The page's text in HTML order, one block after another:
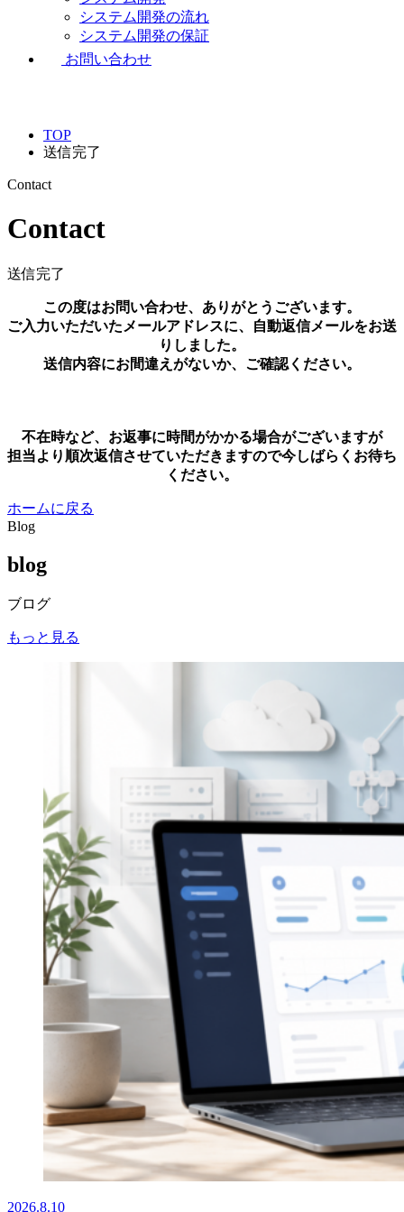
システム開発の流れ
システム開発の保証
お問い合わせ
TOP
送信完了
Contact
Contact
送信完了
この度はお問い合わせ、ありがとうございます。
ご入力いただいたメールアドレスに、自動返信メールをお送
りしました。
送信内容にお間違えがないか、ご確認ください。
不在時など、お返事に時間がかかる場合がございますが
担当より順次返信させていただきますので今しばらくお待ち
ください。
ホームに戻る
Blog
blog
ブログ
もっと見る
2026.8.10